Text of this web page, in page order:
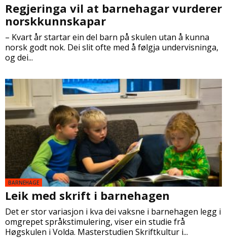
Regjeringa vil at barnehagar vurderer
norskkunnskapar
– Kvart år startar ein del barn på skulen utan å kunna
norsk godt nok. Dei slit ofte med å følgja undervisninga,
og dei...
BARNEHAGE
Leik med skrift i barnehagen
Det er stor variasjon i kva dei vaksne i barnehagen legg i
omgrepet språkstimulering, viser ein studie frå
Høgskulen i Volda. Masterstudien Skriftkultur i...